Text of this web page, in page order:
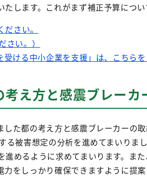
します。これがまず補正予算につい
さい。
い。）
ける中小企業を支援」は、こちらを
え方と感震ブレーカ
した都の考え方と感震ブレーカーの
被害想定の分析を進めてまいりま
めるように求めてまいります。ま
をしっかり確保できますように提